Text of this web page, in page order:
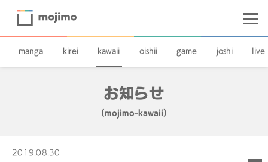
manga kirei kawaii oishii game joshi live
お知らせ
(mojimo-kawaii)
2019.08.30